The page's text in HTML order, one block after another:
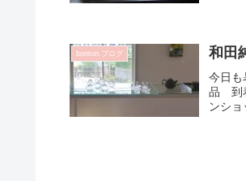
bonton.ブログ 和田
今日
品 到
ンシ